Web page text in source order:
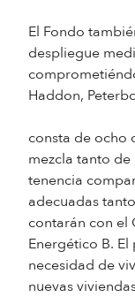
El Fondo
despliegue
Haddon,
consta de ocho
mezcla tanto
tenencia
adecuadas
contarán con el
Energético B.
necesidad de
nuevas